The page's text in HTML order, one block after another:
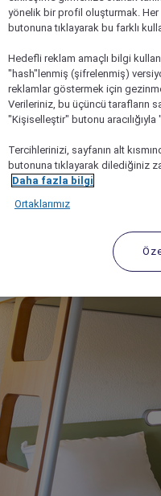
yönelik bir profil oluşturmak.
butonuna tıklayarak bu farklı
Hedefli reklam amaçlı bilgi
"hash"lenmiş (şifrelenmiş)
reklamlar göstermek için
Verileriniz, bu üçüncü tarafların
"Kişiselleştir" butonu
Tercihlerinizi, sayfanın alt
butonuna tıklayarak dilediğiniz
Daha fazla bilgi
Ortaklarımız